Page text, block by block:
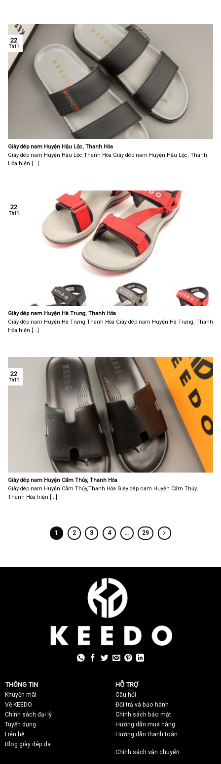
Giày dép nam Huyện Hậu Lộc, Thanh Hóa
Giày dép nam Huyện Hậu Lộc,Thanh Hóa Giày dép nam Huyện Hậu Lộc, Thanh
Hóa hiện [...]
22
Th11
Giày dép nam Huyện Hà Trung, Thanh Hóa
Giày dép nam Huyện Hà Trưng,Thanh Hóa Giày dép nam Huyện Hà Trưng, Thanh
Hóa hiện [...]
22
Th11
Giày dép nam Huyện Cẩm Thủy, Thanh Hóa
Giày dép nam Huyện Cẩm Thủy,Thanh Hóa Giày dép nam Huyện Cẩm Thủy,
Thanh Hóa hiện [...]
22
Th11
1 2 3 4 … 29
THÔNG TIN
Khuyến mãi
Về KEEDO
Chính sách đại lý
Tuyển dụng
Liên hệ
Blog giày dép da
HỖ TRỢ
Câu hỏi
Đổi trả và bảo hành
Chính sách bảo mật
Hướng dẫn mua hàng
Hướng dẫn thanh toán
Chính sách vận chuyển